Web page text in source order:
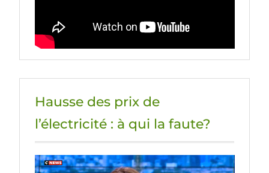
Hausse des prix de
l’électricité : à qui la faute?
Lecteur